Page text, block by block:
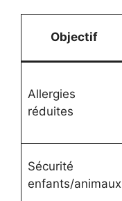
Objectif
Allergies
réduites
Sécurité
enfants/animaux